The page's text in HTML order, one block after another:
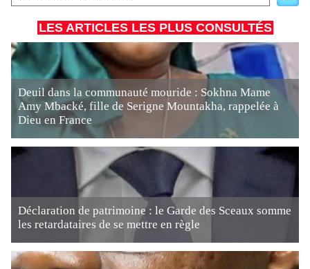
LES ARTICLES LES PLUS CONSULTÉS
Deuil dans la communauté mouride : Sokhna Mame
Amy Mbacké, fille de Serigne Mountakha, rappelée à
Dieu en France
Déclaration de patrimoine : le Garde des Sceaux somme
les retardataires de se mettre en règle